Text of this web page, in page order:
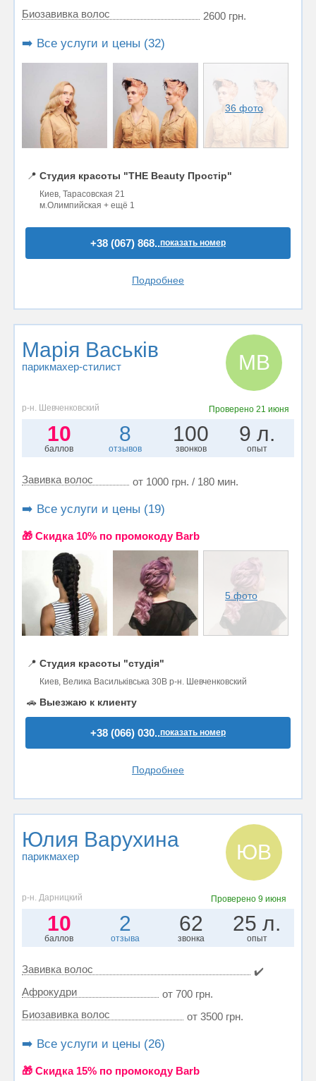
Биозавивка волос
2600 грн.
➡️ Все услуги и цены (32)
36 фото
📍 Студия красоты "THE Beauty Простір"
Киев, Тарасовская 21
м.Олимпийская + ещё 1
+38 (067) 868..показать номер
Подробнее
Марія Васьків
парикмахер-стилист МВ
р-н. Шевченковский Проверено 21 июня
10
баллов
8
отзывов
100
звонков
9 л.
опыт
Завивка волос от 1000 грн. / 180 мин.
➡️ Все услуги и цены (19)
🎁 Cкидка 10% по промокоду Barb
5 фото
📍 Студия красоты "студія"
Киев, Велика Васильківська 30В р-н. Шевченковский
🚗 Выезжаю к клиенту
+38 (066) 030..показать номер
Подробнее
Юлия Варухина
парикмахер ЮВ
р-н. Дарницкий Проверено9 июня
10
баллов
2
отзыва
62
звонка
25 л.
опыт
Завивка волос
✔️
Афрокудри
от 700 грн.
Биозавивка волос
от 3500 грн.
➡️ Все услуги и цены (26)
🎁 Cкидка 15% по промокоду Barb